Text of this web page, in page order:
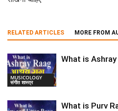
RELATED ARTICLES MORE FROM
MUSICOLOGY
संगीत शास्त्र
What is Ashray
What is Purv